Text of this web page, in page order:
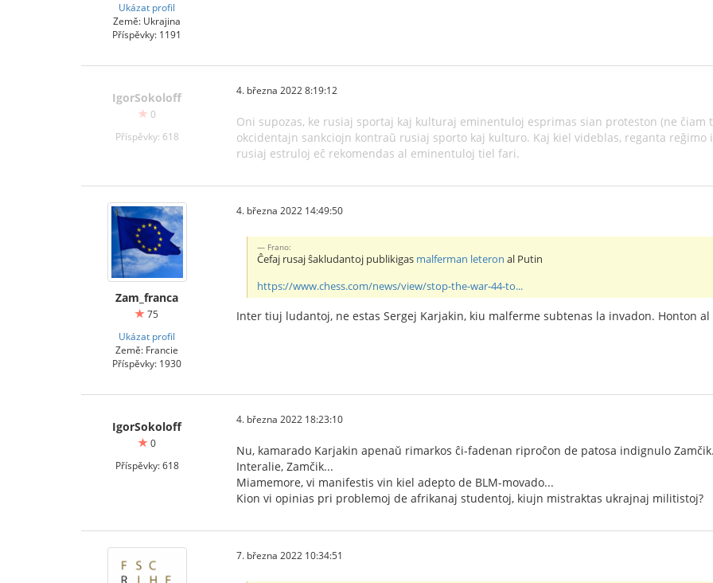
Ukázat profil
Země: Ukrajina
Příspěvky: 1191
IgorSokoloff
0
Příspěvky: 618
4. března 2022 8:19:12
Oni supozas, ke rusiaj sportaj kaj kulturaj eminentuloj esprimas sian proteston (ne
okcidentajn sankciojn kontraŭ rusiaj sporto kaj kulturo. Kaj kiel videblas, reganta
rusiaj estruloj eĉ rekomendas al eminentuloj tiel fari.
Zam_franca
75
Ukázat profil
Země: Francie
Příspěvky: 1930
4. března 2022 14:49:50
Frano:
Ĉefaj rusaj ŝakludantoj publikigas malferman leteron al Putin
https://www.chess.com/news/view/stop-the-war-44-to...
Inter tiuj ludantoj, ne estas Sergej Karjakin, kiu malferme subtenas la invadon. Honton al
IgorSokoloff
0
Příspěvky: 618
4. března 2022 18:23:10
Nu, kamarado Karjakin apenaŭ rimarkos ĉi-fadenan riproĉon de patosa indignulo
Interalie, Zamčik...
Miamemore, vi manifestis vin kiel adepto de BLM-movado...
Kion vi opinias pri problemoj de afrikanaj studentoj, kiujn mistraktas ukrajnaj militistoj?
7. března 2022 10:34:51